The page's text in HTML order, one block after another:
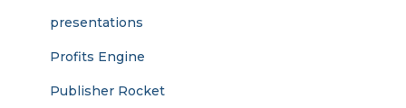
presentations
Profits Engine
Publisher Rocket